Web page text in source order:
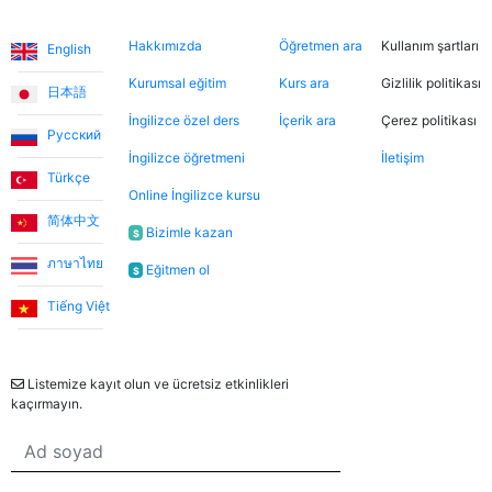
Dersler, öğretmen-öğrenci ilişkisinden çok arkadaşlık
havasında geçiyor.
Ece T.
Emma, kızıma İngilizceyi çok eğlenceli yöntemlerle
öğretiyor. Her zaman neşeli ve bu dersleri daha keyifli
hale getiriyor. Bu uygulama sayesinde Emma ile
tanışmamızı ve bize İngilizce öğretmesini büyük bir
şans olarak görüyorum.
Utku S.
Umut Hoca ile çalıştım. Türkçe desteksiz iletişim
English
日本語
Русский
Türkçe
简体中文
ภาษาไทย
Tiếng Việt
Hakkımızda
Kurumsal eğitim
İngilizce özel ders
İngilizce öğretmeni
Online İngilizce kursu
$ Bizimle kazan
$ Eğitmen ol
Öğretmen ara
Kurs ara
İçerik ara
Kullanım şartları
Gizlilik politikası
Çerez politikası
İletişim
Listemize kayıt olun ve ücretsiz etkinlikleri
kaçırmayın.